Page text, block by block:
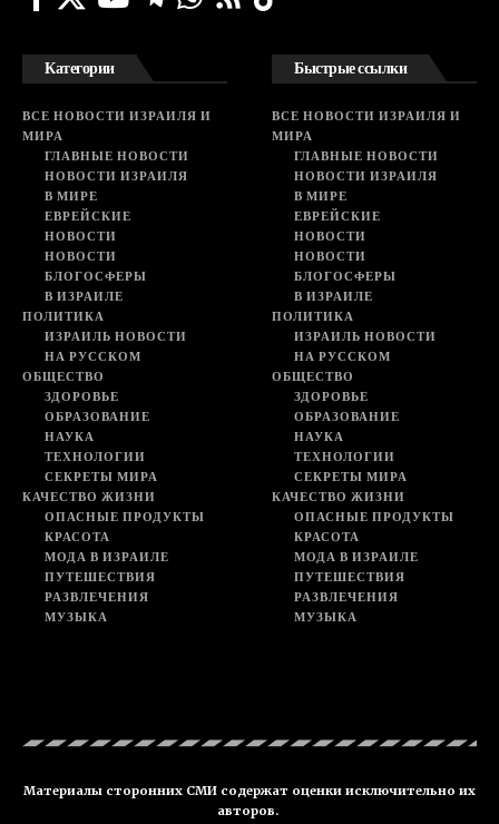
Категории
ВСЕ НОВОСТИ ИЗРАИЛЯ И
МИРА
ГЛАВНЫЕ НОВОСТИ
НОВОСТИ ИЗРАИЛЯ
В МИРЕ
ЕВРЕЙСКИЕ
НОВОСТИ
НОВОСТИ
БЛОГОСФЕРЫ
В ИЗРАИЛЕ
ПОЛИТИКА
ИЗРАИЛЬ НОВОСТИ
НА РУССКОМ
ОБЩЕСТВО
ЗДОРОВЬЕ
ОБРАЗОВАНИЕ
НАУКА
ТЕХНОЛОГИИ
СЕКРЕТЫ МИРА
КАЧЕСТВО ЖИЗНИ
ОПАСНЫЕ ПРОДУКТЫ
КРАСОТА
МОДА В ИЗРАИЛЕ
ПУТЕШЕСТВИЯ
РАЗВЛЕЧЕНИЯ
МУЗЫКА
Быстрые ссылки
ВСЕ НОВОСТИ ИЗРАИЛЯ И
МИРА
ГЛАВНЫЕ НОВОСТИ
НОВОСТИ ИЗРАИЛЯ
В МИРЕ
ЕВРЕЙСКИЕ
НОВОСТИ
НОВОСТИ
БЛОГОСФЕРЫ
В ИЗРАИЛЕ
ПОЛИТИКА
ИЗРАИЛЬ НОВОСТИ
НА РУССКОМ
ОБЩЕСТВО
ЗДОРОВЬЕ
ОБРАЗОВАНИЕ
НАУКА
ТЕХНОЛОГИИ
СЕКРЕТЫ МИРА
КАЧЕСТВО ЖИЗНИ
ОПАСНЫЕ ПРОДУКТЫ
КРАСОТА
МОДА В ИЗРАИЛЕ
ПУТЕШЕСТВИЯ
РАЗВЛЕЧЕНИЯ
МУЗЫКА
Материалы сторонних СМИ содержат оценки исключительно их
авторов.